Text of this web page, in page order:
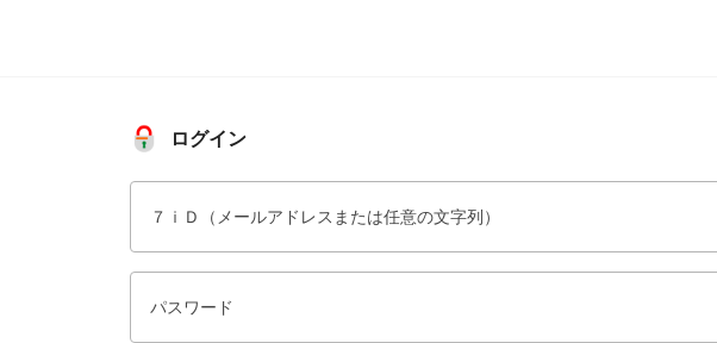
ログイン
７ｉＤ（メールアドレスまたは任意の文字列）
パスワード